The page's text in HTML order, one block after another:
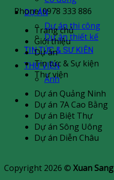
DỰ ÁN
Dự án thi công
Dự án thiết kế
TIN TỨC & SƯ KIÊN
THƯ VIỆN
Ảnh
Phone: 0978 333 886
Trang chủ
Giới thiệu
Dự án
Tin tức & Sự kiện
Thư viện
Dự án Quảng Ninh
Dự án 7A Cao Bằng
Dự án Biệt Thự
Dự án Sông Uông
Dự án Diễn Châu
Copyright 2026 © Xuan Sang